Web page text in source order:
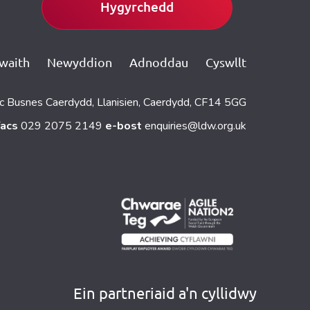
Hygyrchedd
Newyddion Adnoddau Cyswllt
Caerdydd, Llanisien, Caerdydd, CF14 5GG
029 2075 2149 e-bost enquiries@ldw.org.uk
Ein partneriaid a'n cyllidwy